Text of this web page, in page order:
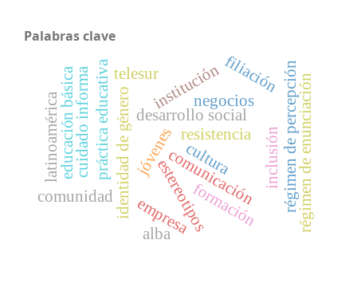
Palabras clave
identidad de género comunicación
estereotipos
cultura inclusión
jóvenes
desarrollo social
comunidad
práctica educativa resistencia
institución régimen de percepciónrégimen de enunciación
cuidado informa negocios
formación
empresa
educación básica
alba
telesur
latinoamérica
filiación